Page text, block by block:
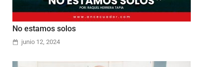
No estamos solos
junio 12, 2024